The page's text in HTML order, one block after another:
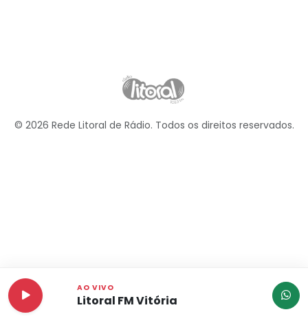
© 2026 Rede Litoral de Rádio. Todos os direitos reservados.
AO VIVO
Litoral FM Vitória